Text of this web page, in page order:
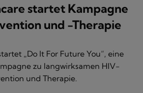
startet Kampagne
und -Therapie
„Do It For Future You“, eine
zu langwirksamen HIV-
und Therapie.